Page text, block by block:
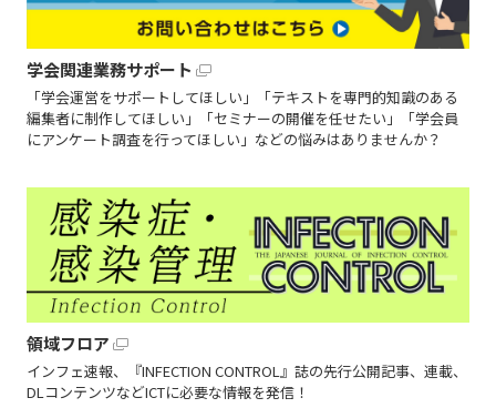
学会関連業務サポート
「学会運営をサポートしてほしい」「テキストを専門的知識のある
編集者に制作してほしい」「セミナーの開催を任せたい」「学会員
にアンケート調査を行ってほしい」などの悩みはありませんか？
領域フロア
インフェ速報、『INFECTION CONTROL』誌の先行公開記事、連載、
DLコンテンツなどICTに必要な情報を発信！